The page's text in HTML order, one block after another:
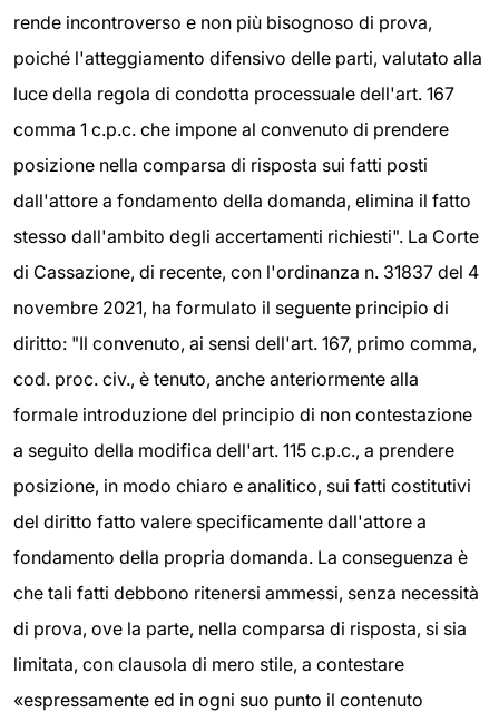
rende incontroverso e non più bisognoso di prova,
poiché l'atteggiamento difensivo delle parti, valutato alla
luce della regola di condotta processuale dell'art. 167
comma 1 c.p.c. che impone al convenuto di prendere
posizione nella comparsa di risposta sui fatti posti
dall'attore a fondamento della domanda, elimina il fatto
stesso dall'ambito degli accertamenti richiesti". La Corte
di Cassazione, di recente, con l'ordinanza n. 31837 del 4
novembre 2021, ha formulato il seguente principio di
diritto: "Il convenuto, ai sensi dell'art. 167, primo comma,
cod. proc. civ., è tenuto, anche anteriormente alla
formale introduzione del principio di non contestazione
a seguito della modifica dell'art. 115 c.p.c., a prendere
posizione, in modo chiaro e analitico, sui fatti costitutivi
del diritto fatto valere specificamente dall'attore a
fondamento della propria domanda. La conseguenza è
che tali fatti debbono ritenersi ammessi, senza necessità
di prova, ove la parte, nella comparsa di risposta, si sia
limitata, con clausola di mero stile, a contestare
«espressamente ed in ogni suo punto il contenuto